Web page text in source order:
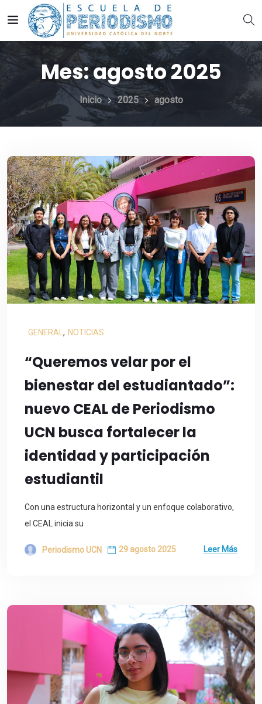
Mes:agosto 2025
Inicio 2025 agosto
GENERAL , NOTICIAS
“Queremos velar por el
bienestar del estudiantado”:
nuevo CEAL de Periodismo
UCN busca fortalecer la
identidad y participación
estudiantil
Con una estructura horizontal y un enfoque colaborativo,
el CEAL inicia su
Periodismo UCN 29 agosto 2025 Leer Más